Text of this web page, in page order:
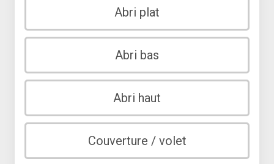
Abri plat
Abri bas
Abri haut
Couverture / volet